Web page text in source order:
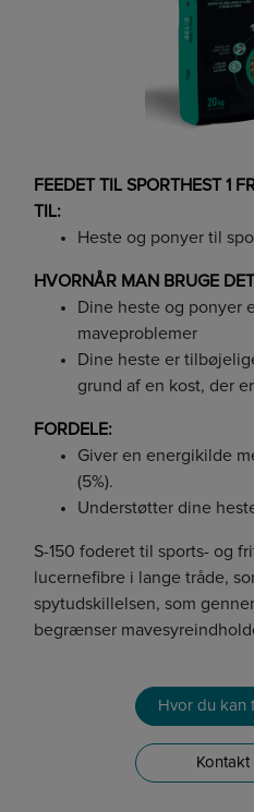
FEEDET TIL SPORTHEST 1
TIL:
Heste og ponyer til
HVORNÅR MAN BRUGE
Dine heste og ponyer
maveproblemer
Dine heste er
grund af en kost, der
FORDELE:
Giver en energikilde
(5%).
Understøtter dine
S-150 foderet til sports- og
lucernefibre i lange tråde,
spytudskillelsen, som
begrænser
Hvor du kan
Kontakt